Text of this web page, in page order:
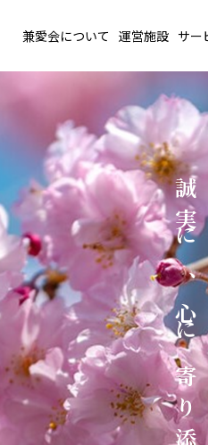
兼愛会について 運営施設 サー
誠
実
に
、
心
に
寄
り
添